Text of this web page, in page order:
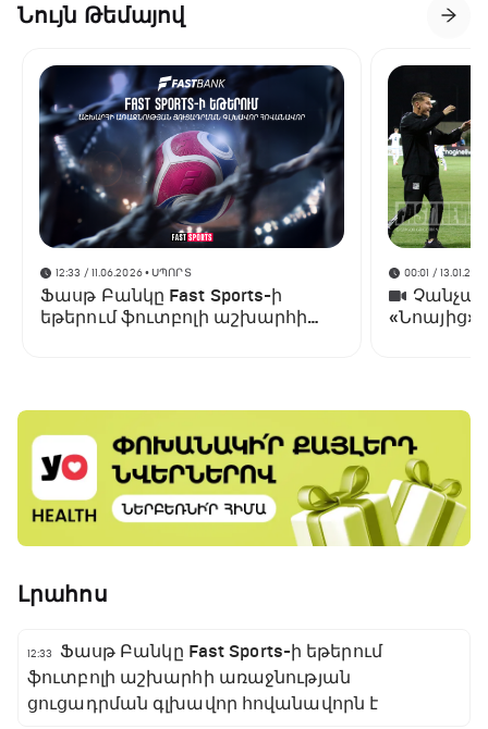
Նույն Թեմայով
12:33 / 11.06.2026• ՍՊՈՐՏ
Ֆասթ Բանկը Fast Sports-ի
եթերում ֆուտբոլի աշխարհի
00:01 /
«Նոայից»
Լրահոս
12:33
Ֆասթ Բանկը Fast Sports-ի եթերում
ֆուտբոլի աշխարհի առաջնության
ցուցադրման գլխավոր հովանավորն է